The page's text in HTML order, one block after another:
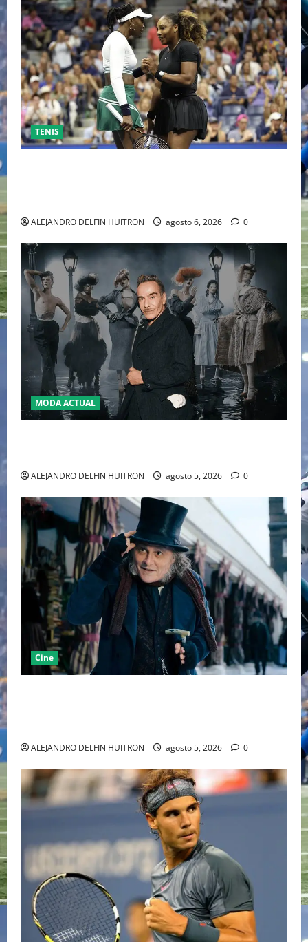
TENIS
ALEJANDRO DELFIN HUITRON agosto 6, 2026 0
MODA ACTUAL
ALEJANDRO DELFIN HUITRON agosto 5, 2026 0
Cine
ALEJANDRO DELFIN HUITRON agosto 5, 2026 0